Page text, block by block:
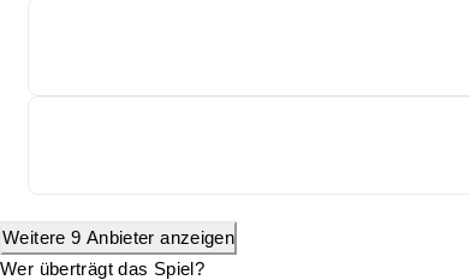
Weitere 9 Anbieter anzeigen
Wer überträgt das Spiel?